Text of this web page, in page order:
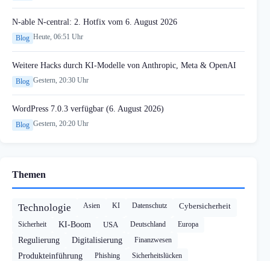
N-able N-central: 2. Hotfix vom 6. August 2026
Blog Heute, 06:51 Uhr
Weitere Hacks durch KI-Modelle von Anthropic, Meta & OpenAI
Blog Gestern, 20:30 Uhr
WordPress 7.0.3 verfügbar (6. August 2026)
Blog Gestern, 20:20 Uhr
Themen
Technologie Asien KI Datenschutz Cybersicherheit
Sicherheit KI-Boom USA Deutschland Europa
Regulierung Digitalisierung Finanzwesen
Produkteinführung Phishing
Sicherheitslücken